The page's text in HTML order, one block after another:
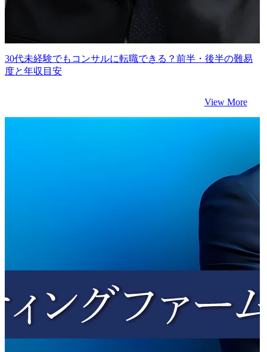
30代未経験でもコンサルに転職できる？前半・後半の難易
度と年収目安
View More